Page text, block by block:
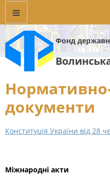
Фонд
документи
Конституція України від 28
Міжнародні акти